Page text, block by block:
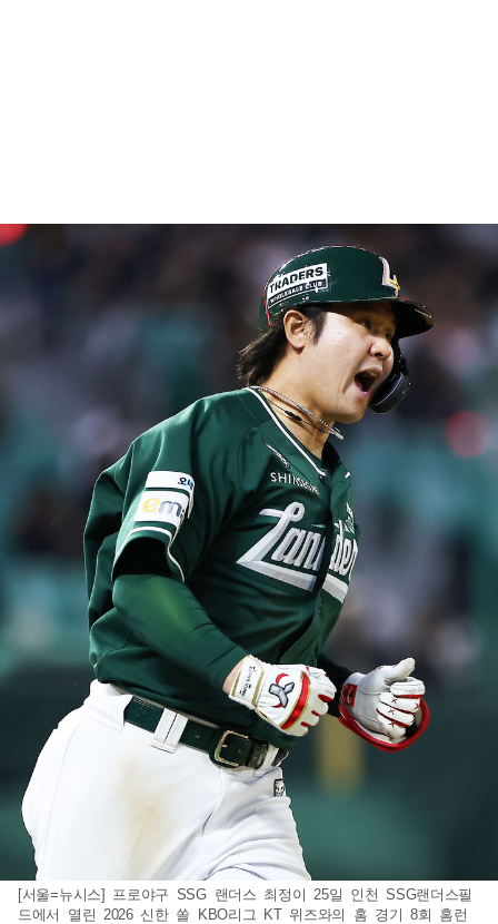
[서울=뉴시스] 프로야구 SSG 랜더스 최정이 25일 인천 SSG랜더스필
드에서 열린 2026 신한 쏠 KBO리그 KT 위즈와의 홈 경기 8회 홈런